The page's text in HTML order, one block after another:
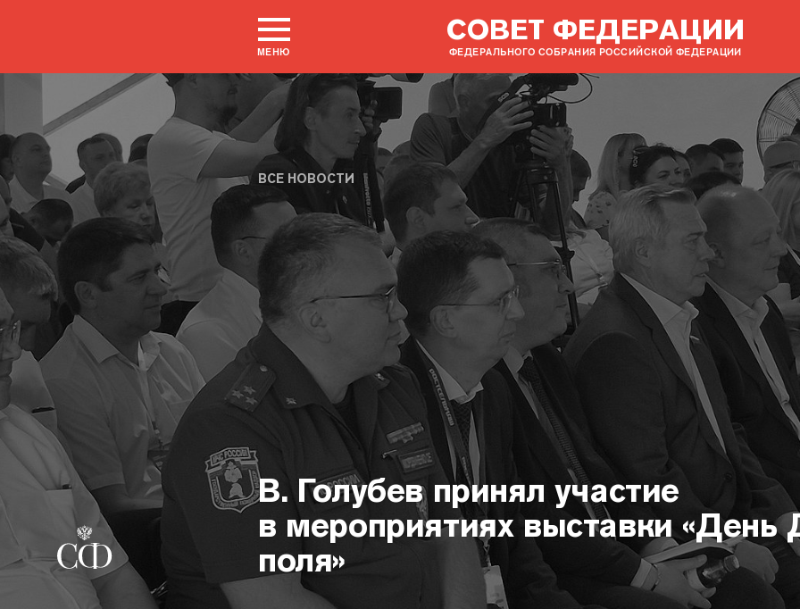
МЕНЮ
СОВЕТ ФЕДЕРАЦИИ
ФЕДЕРАЛЬНОГО СОБРАНИЯ РОССИЙСКОЙ ФЕДЕРАЦИИ
ВСЕ НОВОСТИ
В. Голубев принял участие
в мероприятиях выставки «День
поля»